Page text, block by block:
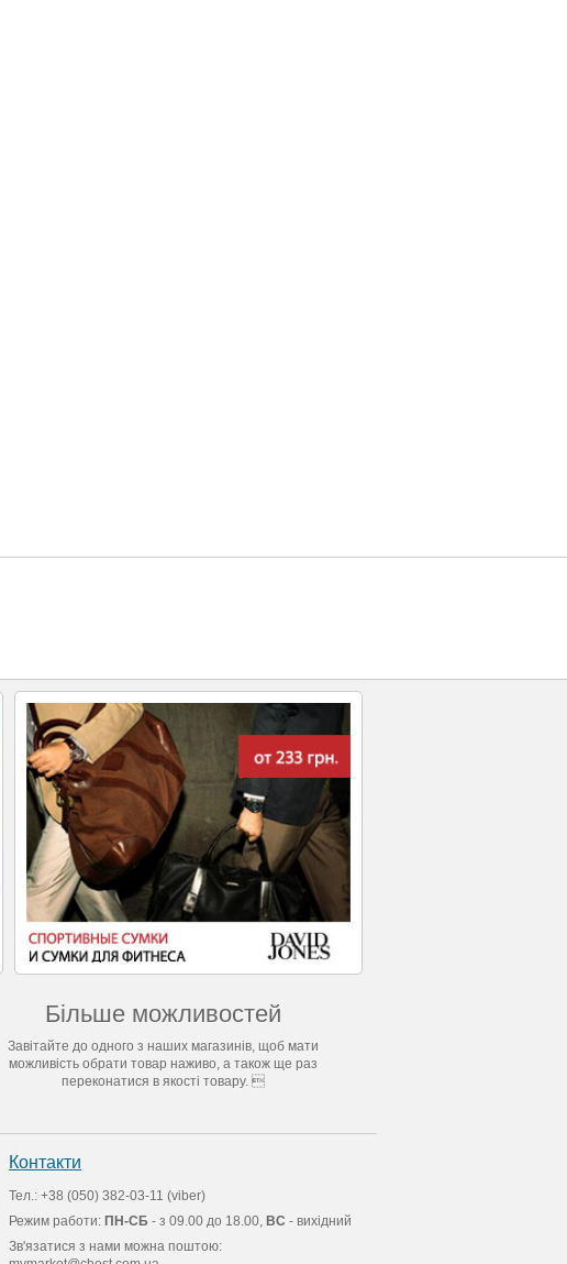
Більше можливостей
Завітайте до одного з наших магазинів, щоб мати
можливість обрати товар наживо, а також ще раз
переконатися в якості товару. 
Контакти
Тел.: +38 (050) 382-03-11 (viber)
Режим работи: ПН-СБ - з 09.00 до 18.00, ВС - вихідний
Зв'язатися з нами можна поштою: